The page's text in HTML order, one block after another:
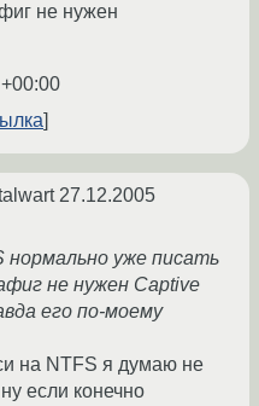
не нужен
27.12.2005
нормально уже писать
не нужен Captive
его по-моему
на NTFS я думаю не
если конечно